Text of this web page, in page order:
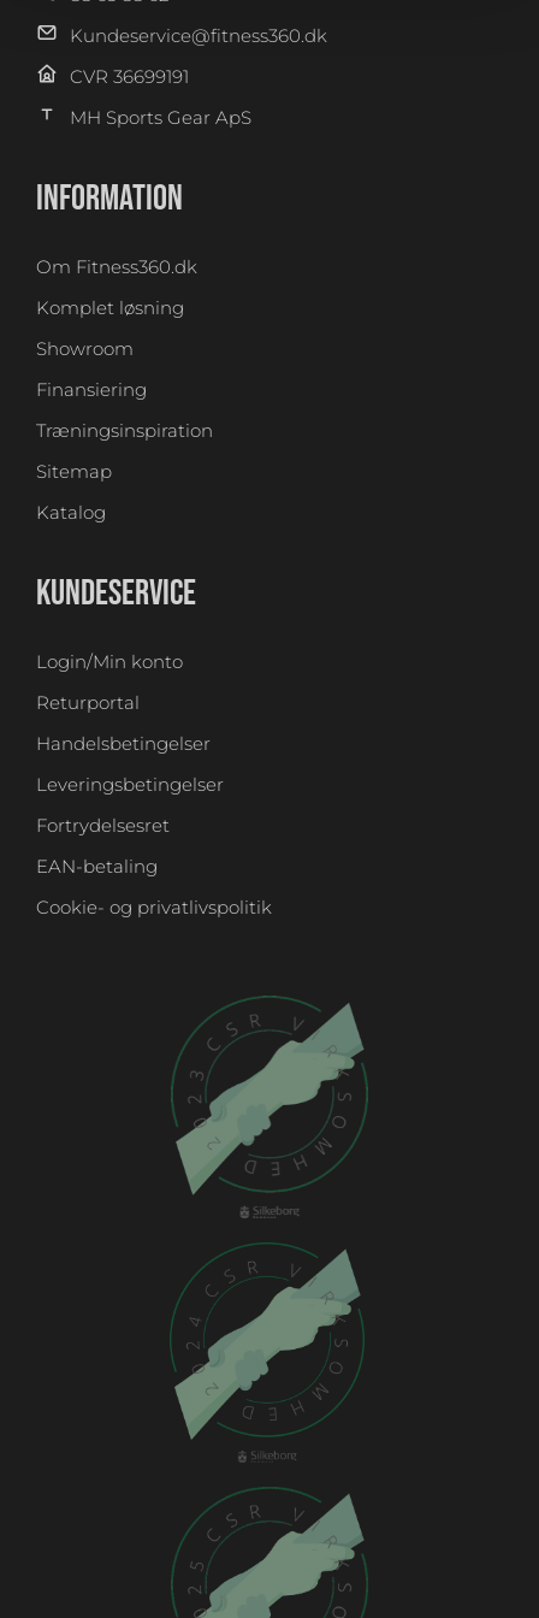
Kundeservice@fitness360.dk
CVR 36699191
MH Sports Gear ApS
INFORMATION
Om Fitness360.dk
Komplet løsning
Showroom
Finansiering
Træningsinspiration
Sitemap
Katalog
KUNDESERVICE
Login/Min konto
Returportal
Handelsbetingelser
Leveringsbetingelser
Fortrydelsesret
EAN-betaling
Cookie- og privatlivspolitik